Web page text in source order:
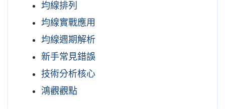
均線排列
均線實戰應用
均線週期解析
新手常見錯誤
技術分析核心
鴻觀觀點